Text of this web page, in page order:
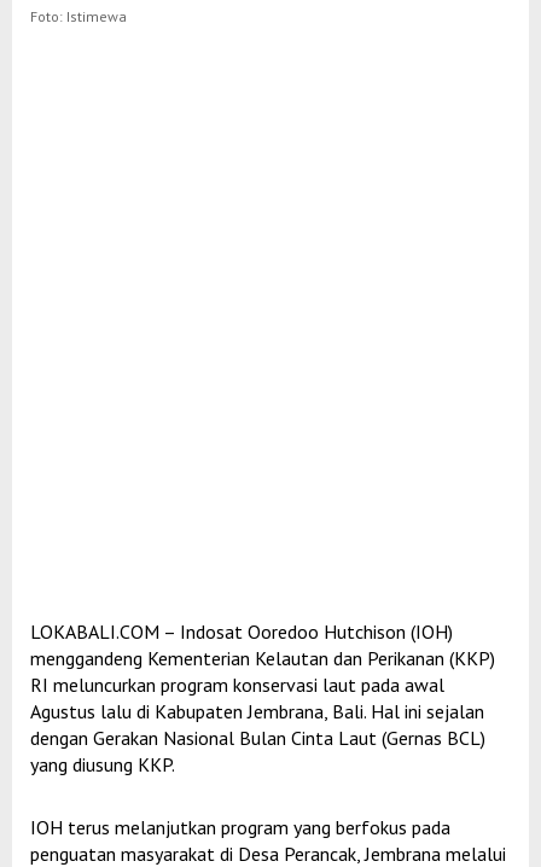
Foto: Istimewa
LOKABALI.COM – Indosat Ooredoo Hutchison (IOH)
menggandeng Kementerian Kelautan dan Perikanan (KKP)
RI meluncurkan program konservasi laut pada awal
Agustus lalu di Kabupaten Jembrana, Bali. Hal ini sejalan
dengan Gerakan Nasional Bulan Cinta Laut (Gernas BCL)
yang diusung KKP.
IOH terus melanjutkan program yang berfokus pada
penguatan masyarakat di Desa Perancak, Jembrana melalui